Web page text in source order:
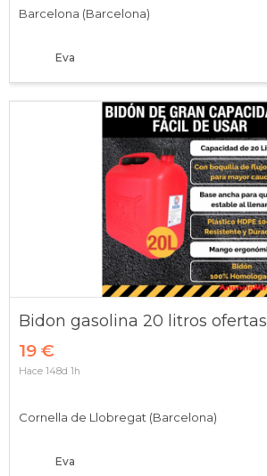
Eva
Barcelona (Barcelona)
Bidon gasolina 20 litros ofertas
19 €
Eva
Cornella de Llobregat (Barcelona)
Hace 148d 1h